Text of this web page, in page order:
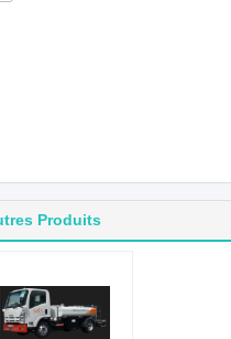
Produits